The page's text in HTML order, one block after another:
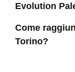
Evolution
Come
Torino?